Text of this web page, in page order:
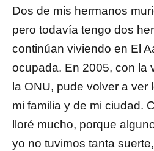
Dos de mis hermanos
pero todavía tengo dos
continúan viviendo en El
ocupada. En 2005, con la
la ONU, pude volver a ver
mi familia y de mi ciudad.
lloré mucho, porque
yo no tuvimos tanta